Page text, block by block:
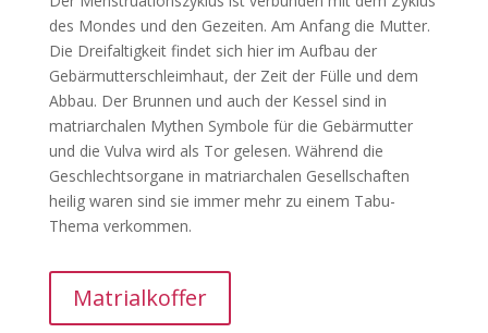
des Mondes und den Gezeiten. Am Anfang die Mutter.
Die Dreifaltigkeit findet sich hier im Aufbau der
Gebärmutterschleimhaut, der Zeit der Fülle und dem
Abbau. Der Brunnen und auch der Kessel sind in
matriarchalen Mythen Symbole für die Gebärmutter
und die Vulva wird als Tor gelesen. Während die
Geschlechtsorgane in matriarchalen Gesellschaften
heilig waren sind sie immer mehr zu einem Tabu-
Thema verkommen.
Matrialkoffer